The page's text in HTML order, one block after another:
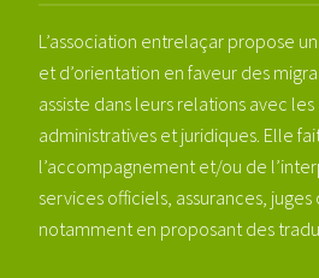
L’association entrelaçar propose
et d’orientation en faveur des
assiste dans leurs relations avec
administratives et juridiques. Elle
l’accompagnement et/ou de
services officiels, assurances, juges
notamment en proposant des